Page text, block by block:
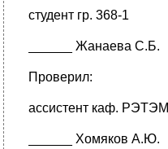
студент гр. 368-1
______ Жанаева С.Б.
Проверил:
ассистент каф. РЭТЭМ
______ Хомяков А.Ю.